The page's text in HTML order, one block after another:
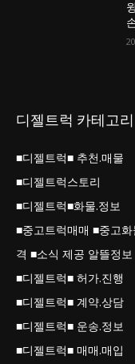
디젤트럭 카테고리
■디젤트럭■ 추천.매물
■디젤트럭스토리
■디젤트럭■화물.정보
■중고트럭매매 ■중고
격 ■소식 제공 알뜰정보
■디젤트럭■ 허가.진행
■디젤트럭■ 계약.상담
■디젤트럭■ 운송.정보
■디젤트럭■ 매매.매입